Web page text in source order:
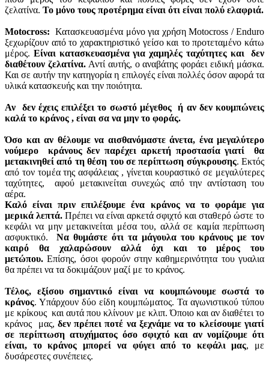
ζελατίνα. Το μόνο τους προτέρημα είναι ότι είναι πολύ ελαφριά.
Motocross: Κατασκευασμένα μόνο για χρήση Motocross / Enduro
ξεχωρίζουν από το χαρακτηριστικό γείσο και το προτεταμένο κάτω
μέρος. Είναι κατασκευασμένα για χαμηλές ταχύτητες και δεν
διαθέτουν ζελατίνα.Αντί αυτής, ο αναβάτης φοράει ειδική μάσκα.
Και σε αυτήν την κατηγορία η επιλογές είναι πολλές όσον αφορά τα
υλικά κατασκευής και την ποιότητα.
Αν δεν έχεις επιλέξει το σωστό μέγεθος ή αν δεν κουμπώνεις
καλά το κράνος , είναι σα να μην το φοράς.
Όσο και αν θέλουμε να αισθανόμαστε άνετα, ένα μεγαλύτερο
νούμερο κράνους δεν παρέχει αρκετή προστασία γιατί θα
μετακινηθεί από τη θέση του σε περίπτωση σύγκρουσης. Εκτός
από τον τομέα της ασφάλειας , γίνεται κουραστικό σε μεγαλύτερες
ταχύτητες, αφού μετακινείται συνεχώς από την αντίσταση του
αέρα.
Καλό είναι πριν επιλέξουμε ένα κράνος να το φοράμε για
μερικά λεπτά. Πρέπει να είναι αρκετά σφιχτό και σταθερό ώστε το
κεφάλι να μην μετακινείται μέσα του, αλλά σε καμία περίπτωση
ασφυκτικό. Να θυμάστε ότι τα μάγουλα του κράνους με τον
καιρό θα χαλαρώσουν αλλά όχι και το μέρος του
μετώπου.Επίσης, όσοι φορούν στην καθημερινότητα του γυαλια
θα πρέπει να τα δοκιμάζουν μαζί με το κράνος.
Τέλος, εξίσου σημαντικό είναι να κουμπώνουμε σωστά το
κράνος. Υπάρχουν δύο είδη κουμπώματος. Τα αγωνιστικού τύπου
με κρίκους και αυτά που κλίνουν με κλιπ. Όποιο και αν διαθέτει το
κράνος μας, δεν πρέπει ποτέ να ξεχνάμε να το κλείσουμε γιατί
σε περίπτωση ατυχήματος όσο σφιχτό και αν νομίζουμε ότι
είναι, το κράνος μπορεί να φύγει από το κεφάλι μας, με
δυσάρεστες συνέπειες.